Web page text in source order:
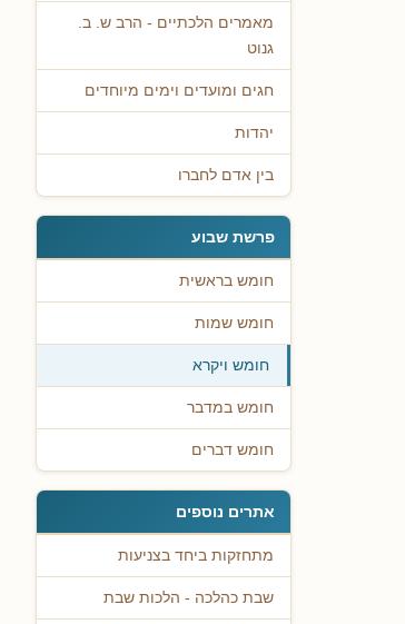
מאמרים הלכתיים - הרב ש. ב.
גנוט
חגים ומועדים וימים מיוחדים
יהדות
בין אדם לחברו
פרשת שבוע
חומש בראשית
חומש שמות
חומש ויקרא
חומש במדבר
חומש דברים
אתרים נוספים
מתחזקות ביחד בצניעות
שבת כהלכה - הלכות שבת